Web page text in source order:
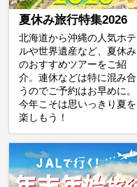
夏休み旅行特集2026
北海道から沖縄の人気ホテ
ルや世界遺産など、夏休み
のおすすめツアーをご紹
介。連休などは特に混み合
うのでご予約はお早めに。
今年こそは思いっきり夏を
楽しもう！